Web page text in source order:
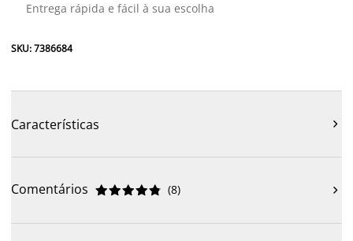
Entrega rápida e fácil à sua escolha
SKU: 7386684
Características 
Comentários 




 (8) 